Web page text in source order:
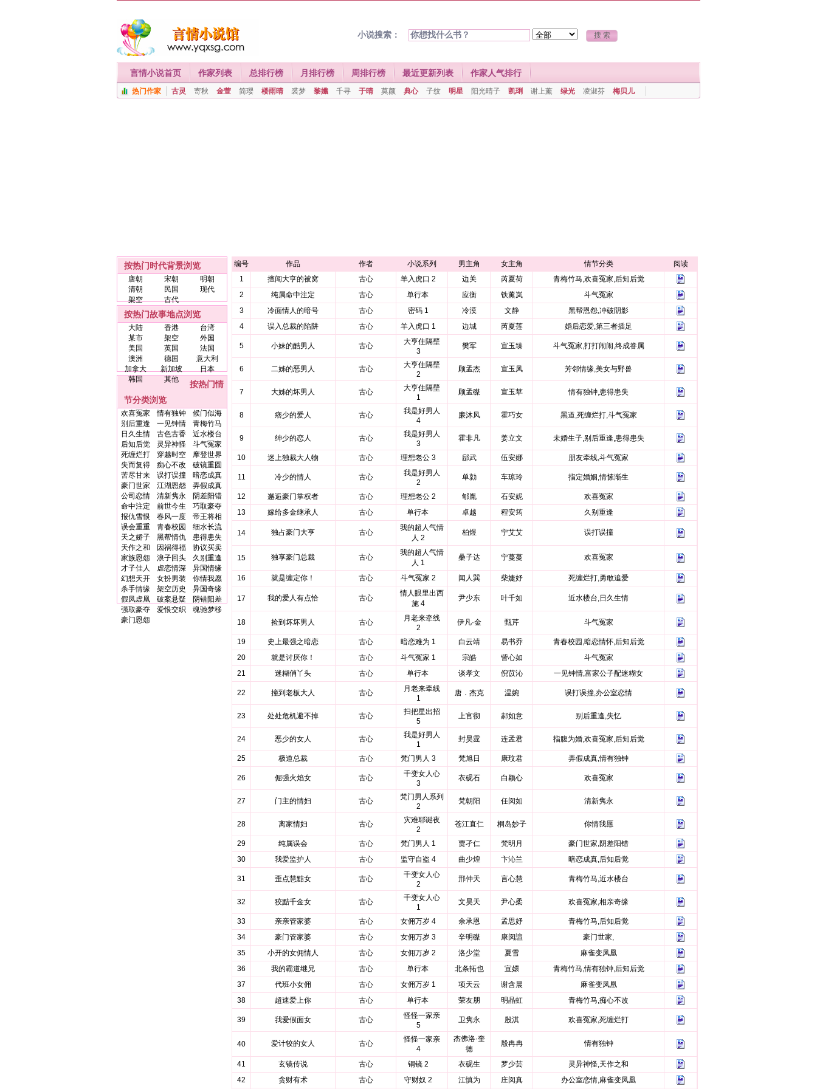
小说搜索：
言情小说首页 作家列表 总排行榜 月排行榜 周排行榜 最近更新列表 作家人气排行
热门作家 古灵 寄秋 金萱 简璎 楼雨晴 裘梦 黎孅 千寻 于晴 莫颜 典心 子纹 明星 阳光晴子 凯琍 谢上薰 绿光 凌淑芬 梅贝儿
按热门时代背景浏览
唐朝 宋朝
明朝
清朝
民国
现代
架空
古代
按热门故事地点浏览
大陆 香港
台湾
某市
架空
外国
美国
英国
法国
澳洲
德国
意大利
加拿大
新加坡
日本
韩国
其他
按热门情
节分类浏览
欢喜冤家 情有独钟
候门似海
别后重逢
一见钟情
青梅竹马
日久生情
古色古香
近水楼台
后知后觉
灵异神怪
斗气冤家
死缠烂打
穿越时空
摩登世界
失而复得
痴心不改
破镜重圆
苦尽甘来
误打误撞
暗恋成真
豪门世家
江湖恩怨
弄假成真
公司恋情
清新隽永
阴差阳错
命中注定
前世今生
巧取豪夺
报仇雪恨
春风一度
帝王将相
误会重重
青春校园
细水长流
天之娇子
黑帮情仇
患得患失
天作之和
因祸得福
协议买卖
家族恩怨
浪子回头
久别重逢
才子佳人
虐恋情深
异国情缘
幻想天开
女扮男装
你情我愿
杀手情缘
架空历史
异国奇缘
假凤虚凰
破案悬疑
阴错阳差
强取豪夺
爱恨交织
魂驰梦移
豪门恩怨
编号 作品 作者 小说系列 男主角 女主角 情节分类
阅读
1
擅闯大亨的被窝 古心 羊入虎口 2 边关 芮夏荷
青梅竹马,欢喜冤家,后知后觉
2
纯属命中注定 古心 单行本 应衡 铁薰岚
斗气冤家
3
冷面情人的暗号 古心 密码 1 冷漠 文静
黑帮恩怨,冲破阴影
4
误入总裁的陷阱 古心 羊入虎口 1 边城 芮夏莲 婚后恋爱,第三者插足
5 小妹的酷男人 古心
大亨住隔壁
3
樊军 宣玉臻 斗气冤家,打打闹闹,终成眷属
6 二姊的恶男人 古心
大亨住隔壁
2
顾孟杰 宣玉凤 芳邻情缘,美女与野兽
7 大姊的坏男人 古心
大亨住隔壁
1
顾孟磔 宣玉苹 情有独钟,患得患失
8 痞少的爱人 古心
我是好男人
4
廉沐风 霍巧女 黑道,死缠烂打,斗气冤家
9 绅少的恋人 古心
我是好男人
3
霍非凡 姜立文 未婚生子,别后重逢,患得患失
10 迷上独裁大人物 古心 理想老公 3 郈武 伍安娜 朋友牵线,斗气冤家
11 冷少的情人 古心
我是好男人
2
单勍 车琼玲 指定婚姻,情愫渐生
12 邂逅豪门掌权者 古心 理想老公 2 郇胤 石安妮
欢喜冤家
13
嫁给多金继承人 古心 单行本 卓越 程安筠 久别重逢
14 独占豪门大亨 古心
我的超人气情
人 2
柏煜 宁艾艾 误打误撞
15 独享豪门总裁 古心
我的超人气情
人 1
桑子达 宁蔓蔓 欢喜冤家
16 就是缠定你！ 古心 斗气冤家 2 闻人巽 柴婕妤 死缠烂打,勇敢追爱
17 我的爱人有点恰 古心
情人眼里出西
施 4
尹少东 叶千如 近水楼台,日久生情
18 捡到坏坏男人 古心
月老来牵线
2
伊凡·金 甄芹 斗气冤家
19 史上最强之暗恋 古心 暗恋难为 1 白云靖 易书乔
青春校园,暗恋情怀,后知后觉
20
就是讨厌你！ 古心 斗气冤家 1 宗皓 訾心如
斗气冤家
21
迷糊俏丫头 古心 单行本 谈孝文 倪苡沁 一见钟情,富家公子配迷糊女
22 撞到老板大人 古心
月老来牵线
1
唐．杰克 温婉 误打误撞,办公室恋情
23 处处危机避不掉 古心
扫把星出招
5
上官彻 郝如意 别后重逢,失忆
24 恶少的女人 古心
我是好男人
1
封昊霆 连孟君 指腹为婚,欢喜冤家,后知后觉
25 极道总裁 古心 梵门男人 3 梵旭日 康玟君 弄假成真,情有独钟
26 倔强火焰女 古心
千变女人心
3
衣砚石 白颖心 欢喜冤家
27 门主的情妇 古心
梵门男人系列
2
梵朝阳 任闵如 清新隽永
28 离家情妇 古心
灾难耶诞夜
2
苍江直仁 桐岛妙子 你情我愿
29 纯属误会 古心 梵门男人 1 贾孑仁 梵明月
豪门世家,阴差阳错
30
我爱监护人 古心 监守自盗 4 曲少煌 卞沁兰 暗恋成真,后知后觉
31 歪点慧黠女 古心
千变女人心
2
邢仲天 言心慧 青梅竹马,近水楼台
32 狡黠千金女 古心
千变女人心
1
文昊天 尹心柔 欢喜冤家,相亲奇缘
33 亲亲管家婆 古心 女佣万岁 4 余承恩 孟思妤
青梅竹马,后知后觉
34
豪门管家婆 古心 女佣万岁 3 辛明磔 康闵諠
豪门世家,
35
小开的女佣情人 古心 女佣万岁 2 洛少堂 夏雪
麻雀变凤凰
36
我的霸道继兄 古心 单行本 北条拓也 宣嬛
青梅竹马,情有独钟,后知后觉
37
代班小女佣 古心 女佣万岁 1 项天云 谢含晨
麻雀变凤凰
38
超速爱上你 古心 单行本 荣友朋 明晶虹 青梅竹马,痴心不改
39 我爱假面女 古心
怪怪一家亲
5
卫隽永 殷淇 欢喜冤家,死缠烂打
40 爱计较的女人 古心
怪怪一家亲
4
杰佛洛·奎
德
殷冉冉 情有独钟
41 玄镜传说 古心 铜镜 2 衣砚生 罗少芸
灵异神怪,天作之和
42
贪财有术 古心 守财奴 2 江慎为 庄闵真 办公室恋情,麻雀变凤凰